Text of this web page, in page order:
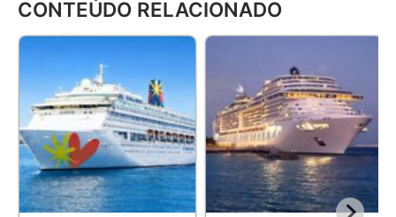
CONTEÚDO RELACIONADO